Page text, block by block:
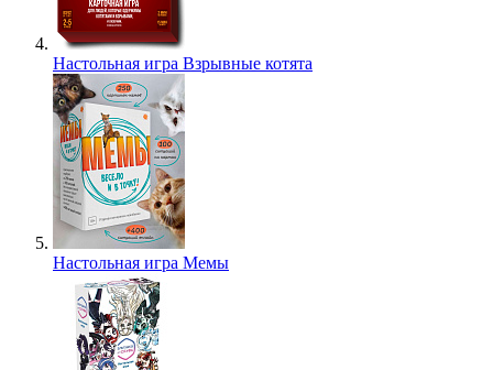
Настольная игра Взрывные котята
Настольная игра Мемы